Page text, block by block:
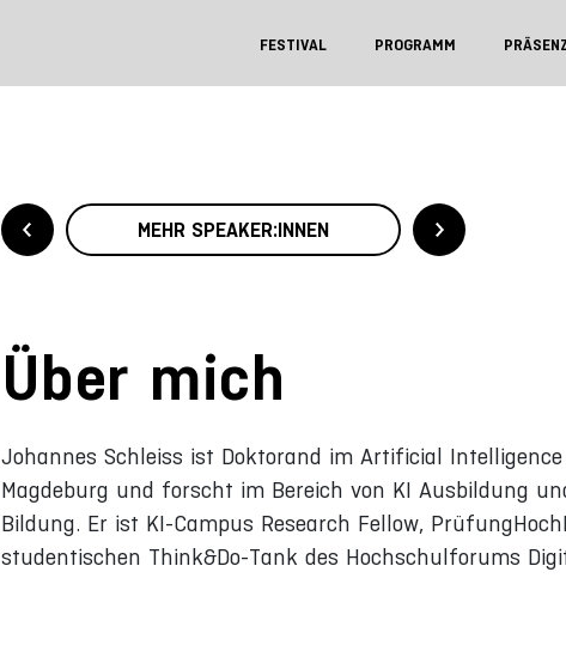
FESTIVAL PROGRAMM
MEHR SPEAKER:INNEN
Über mich
Johannes Schleiss ist Doktorand im Artificial
Magdeburg und forscht im Bereich von KI Ausbildung
Bildung. Er ist KI-Campus Research Fellow,
studentischen Think&Do-Tank des Hochschulforums